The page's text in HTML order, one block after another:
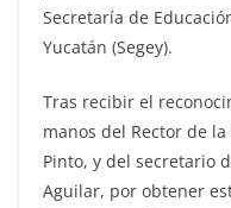
Secretaría de
Yucatán (Segey).
Tras recibir el
manos del Rector de
Pinto, y del secretario
Aguilar, por obtener